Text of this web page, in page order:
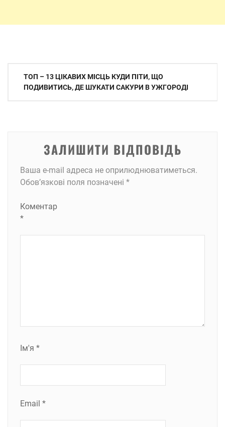
Навігація
записів
TOП – 13 ЦІКАВИХ МІСЦЬ КУДИ ПІТИ, ЩО
ПОДИВИТИСЬ, ДЕ ШУКАТИ САКУРИ В УЖГОРОДІ
ЗАЛИШИТИ ВІДПОВІДЬ
Ваша e-mail адреса не оприлюднюватиметься.
Обов’язкові поля позначені *
Коментар
*
Ім'я *
Email *